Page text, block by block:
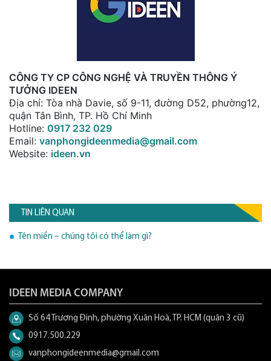
CÔNG TY CP CÔNG NGHỆ VÀ TRUYỀN THÔNG Ý
TƯỞNG IDEEN
Địa chỉ: Tòa nhà Davie, số 9-11, đường D52, phường12,
quận Tân Bình, TP. Hồ Chí Minh
Hotline: 0917 232 029
Email: vanphongideenmedia@gmail.com
Website: ideen.vn
TIN LIÊN QUAN
Tên miền – chúng tôi có thể làm gì?
IDEEN MEDIA COMPANY
Số 64 Trương Định, phường Xuân Hoà, TP. HCM (quận 3 cũ)
0917.500.229
vanphongideenmedia@gmail.com